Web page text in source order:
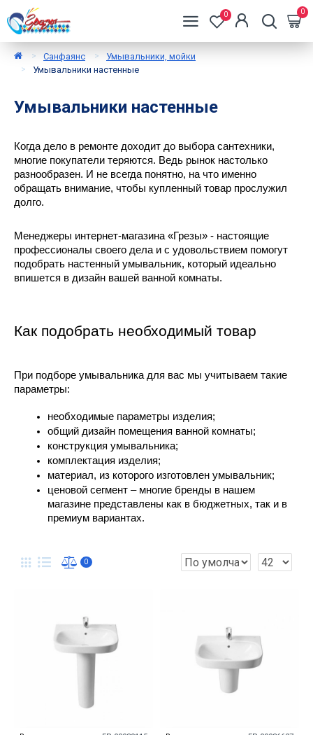
0 0
Санфаянс
Умывальники, мойки
Умывальники настенные
Умывальники настенные
Когда дело в ремонте доходит до выбора сантехники,
многие покупатели теряются. Ведь рынок настолько
разнообразен. И не всегда понятно, на что именно
обращать внимание, чтобы купленный товар прослужил
долго.
Менеджеры интернет-магазина «Грезы» - настоящие
профессионалы своего дела и с удовольствием помогут
подобрать настенный умывальник, который идеально
впишется в дизайн вашей ванной комнаты.
Как подобрать необходимый товар
При подборе умывальника для вас мы учитываем такие
параметры:
необходимые параметры изделия;
общий дизайн помещения ванной комнаты;
конструкция умывальника;
комплектация изделия;
материал, из которого изготовлен умывальник;
ценовой сегмент – многие бренды в нашем
магазине представлены как в бюджетных, так и в
премиум вариантах.
0